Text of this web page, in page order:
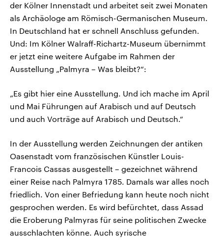
der Kölner Innenstadt und arbeitet seit zwei Monaten
als Archäologe am Römisch-Germanischen Museum.
In Deutschland hat er schnell Anschluss gefunden.
Und: Im Kölner Walraff-Richartz-Museum übernimmt
er jetzt eine weitere Aufgabe im Rahmen der
Ausstellung „Palmyra – Was bleibt?“:
„Es gibt hier eine Ausstellung. Und ich mache im April
und Mai Führungen auf Arabisch und auf Deutsch
und auch Vorträge auf Arabisch und Deutsch.“
In der Ausstellung werden Zeichnungen der antiken
Oasenstadt vom französischen Künstler Louis-
Francois Cassas ausgestellt – gezeichnet während
einer Reise nach Palmyra 1785. Damals war alles noch
friedlich. Von einer Befriedung kann heute noch nicht
gesprochen werden. Es wird befürchtet, dass Assad
die Eroberung Palmyras für seine politischen Zwecke
ausschlachten könne. Auch syrische